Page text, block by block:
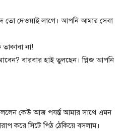
তো দেওয়াই লাগে। আপনি আমার সেবা
না!
বারবার হাই তুলছেন। প্লিজ আপনি
কেউ আজ পযর্ন্ত আমার সাথে এমন
করে সিটে পিঠ ঠেকিয়ে বসলাম।